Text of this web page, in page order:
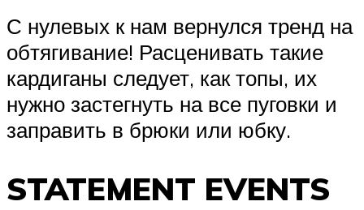
С нулевых к нам вернулся тренд на
обтягивание! Расценивать такие
кардиганы следует, как топы, их
нужно застегнуть на все пуговки и
заправить в брюки или юбку.
STATEMENT EVENTS